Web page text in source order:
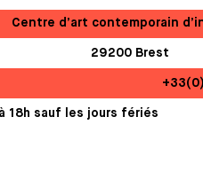
Centre d’art contemporain
29200 Brest
18h sauf les jours fériés